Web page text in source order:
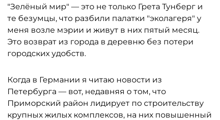
"Зелёный мир" — это не только Грета Тунберг и
те безумцы, что разбили палатки "эколагеря" у
меня возле мэрии и живут в них пятый месяц.
Это возврат из города в деревню без потери
городских удобств.
Когда в Германии я читаю новости из
Петербурга — вот, недавняя о том, что
Приморский район лидирует по строительству
крупных жилых комплексов, на них повышенный